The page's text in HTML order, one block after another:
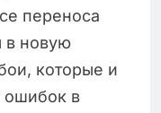
переноса
в новую
которые и
ошибок в